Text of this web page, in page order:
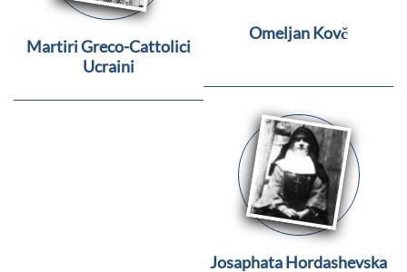
Martiri Greco-Cattolici
Ucraini
Omeljan Kovč
Josaphata Hordashevska